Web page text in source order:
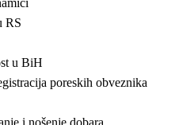
RS
u BiH
poreskih obveznika
i nošenje dobara